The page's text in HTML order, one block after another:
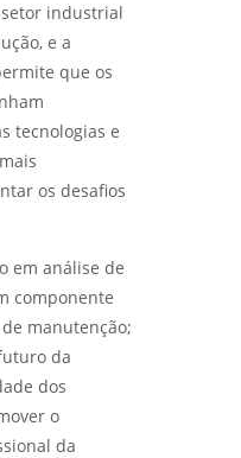
industrial
e a
que os
tecnologias e
os desafios
em análise de
componente
manutenção;
da
dos
o
da